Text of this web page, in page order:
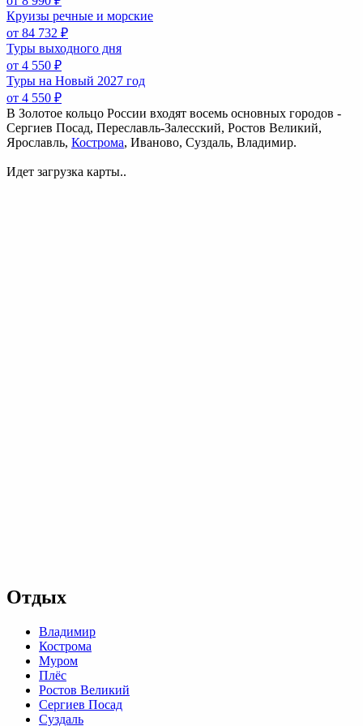
Круизы речные и морские
от 84 732 ₽
Туры выходного дня
от 4 550 ₽
Туры на Новый 2027 год
от 4 550 ₽
В Золотое кольцо России входят восемь основных городов -
Сергиев Посад, Переславль-Залесский, Ростов Великий,
Ярославль, Кострома, Иваново, Суздаль, Владимир.
Идет загрузка карты..
Отдых
Владимир
Кострома
Муром
Плёс
Ростов Великий
Сергиев Посад
Суздаль